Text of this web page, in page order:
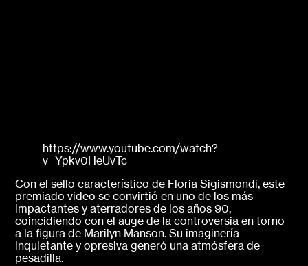
https://www.youtube.com/watch?
v=Ypkv0HeUvTc
Con el sello característico de Floria Sigismondi, este
premiado video se convirtió en uno de los más
impactantes y aterradores de los años 90,
coincidiendo con el auge de la controversia en torno
a la figura de Marilyn Manson. Su imaginería
inquietante y opresiva generó una atmósfera de
pesadilla.